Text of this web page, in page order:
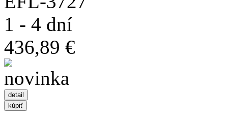
1 - 4 dní
436,89 €